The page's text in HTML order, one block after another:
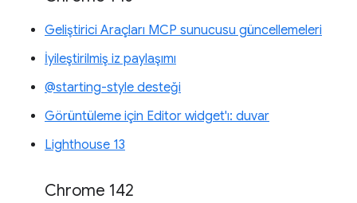
Geliştirici Araçları MCP sunucusu güncellemeleri
İyileştirilmiş iz paylaşımı
@starting-style desteği
Görüntüleme için Editor widget'ı: duvar
Lighthouse 13
Chrome 142